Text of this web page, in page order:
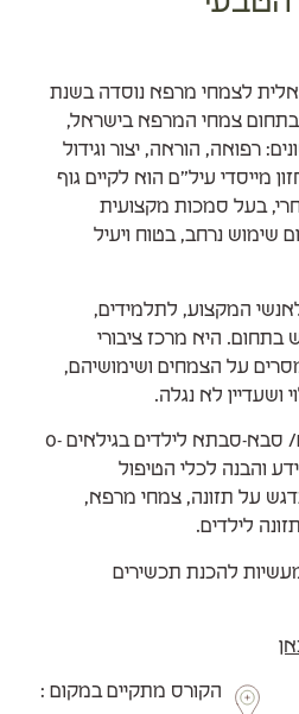
לצמחי מרפא נוסדה בשנת
בתחום צמחי המרפא בישראל,
רפואה, הוראה, יצור וגידול
מייסדי עיל”ם הוא לקיים גוף
בעל סמכות מקצועית
שימוש נרחב, בטוח ויעיל
המקצוע, לתלמידים,
היא מרכז ציבורי
על הצמחים ושימושיהם,
לא נגלה.
קורס זה מיועד להורים/ סבא-סבתא לילדים בגילאים 0-
והבנה לכלי הטיפול
על תזונה, צמחי מרפא,
לילדים.
להכנת תכשירים
הקורס מתקיים במקום :